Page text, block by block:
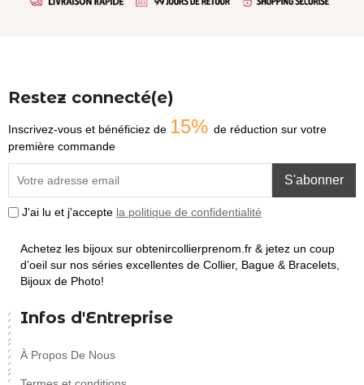
Restez connecté(e)
Inscrivez-vous et bénéficiez de 15% de réduction sur votre
première commande
S'abonner
J'ai lu et j'accepte la politique de confidentialité
Achetez les bijoux sur obtenircollierprenom.fr & jetez un coup
d’oeil sur nos séries excellentes de Collier, Bague & Bracelets,
Bijoux de Photo!
Infos d'Entreprise
À Propos De Nous